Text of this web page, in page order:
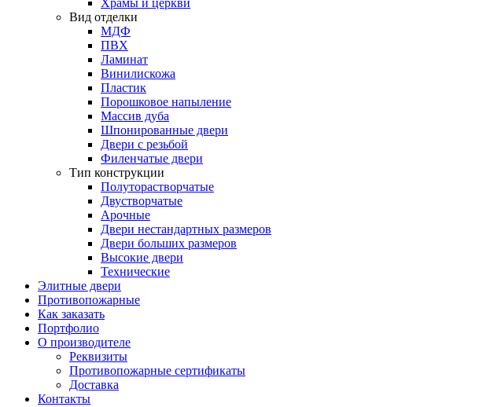
Храмы и церкви
Вид отделки
МДФ
ПВХ
Ламинат
Винилискожа
Пластик
Порошковое напыление
Массив дуба
Шпонированные двери
Двери с резьбой
Филенчатые двери
Тип конструкции
Полуторастворчатые
Двустворчатые
Арочные
Двери нестандартных размеров
Двери больших размеров
Высокие двери
Технические
Элитные двери
Противопожарные
Как заказать
Портфолио
О производителе
Реквизиты
Противопожарные сертификаты
Доставка
Контакты